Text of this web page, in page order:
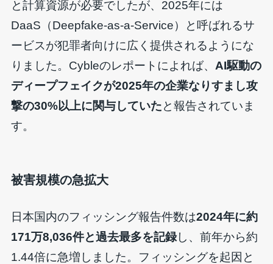
と計算資源が必要でしたが、2025年には
DaaS（Deepfake-as-a-Service）と呼ばれるサ
ービスが犯罪者向けに広く提供されるようにな
りました。Cybleのレポートによれば、 AI駆動の
ディープフェイクが2025年の企業なりすまし攻
撃の30%以上に関与していたと報告されていま
す。
被害規模の急拡大
日本国内のフィッシング報告件数は2024年に約
171万8,036件と過去最多を記録し、前年から約
1.44倍に急増しました。フィッシングを起因と